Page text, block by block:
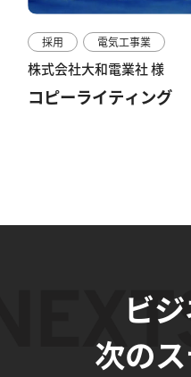
採用 電気工事業
株式会社大和電業社 様
コピーライティング
ビ
次の